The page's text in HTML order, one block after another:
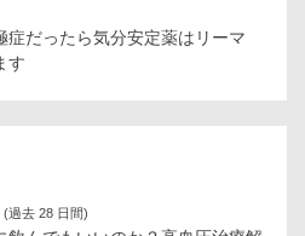
症だったら気分安定薬はリーマ
す
過去 28 日間)